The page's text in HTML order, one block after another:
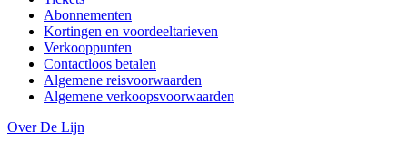
Abonnementen
Kortingen en voordeeltarieven
Verkooppunten
Contactloos betalen
Algemene reisvoorwaarden
Algemene verkoopsvoorwaarden
Over De Lijn